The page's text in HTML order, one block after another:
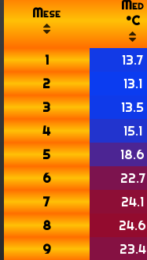
Mese
Med
°C
1 13.7
2
13.1
3
13.5
4
15.1
5
18.6
6
22.7
7
24.1
8
24.6
9
23.4